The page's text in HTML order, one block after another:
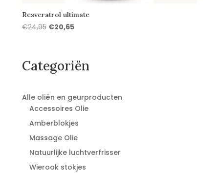
Resveratrol ultimate
€24,95 Oorspronkelijke
€24,95.
€20,65Huidige
€20,65.
Categoriën
Alle oliën en geurproducten
Accessoires Olie
Amberblokjes
Massage Olie
Natuurlijke luchtverfrisser
Wierook stokjes